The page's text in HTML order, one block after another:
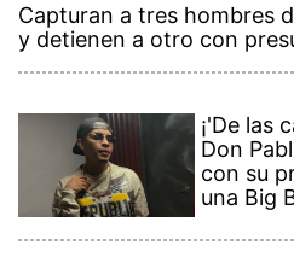
Capturan a tres hombres
y detienen a otro con
¡'De las
Don
con su
una Big